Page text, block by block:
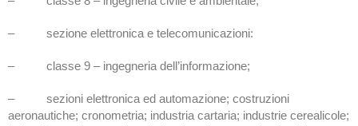
– sezione elettronica e telecomunicazioni:
– classe 9 – ingegneria dell’informazione;
– sezioni elettronica ed automazione; costruzioni
aeronautiche; cronometria; industria cartaria; industrie cerealicole;